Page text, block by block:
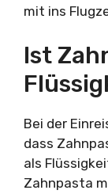
mit ins
Ist
Bei der
dass
als
Zahnpasta